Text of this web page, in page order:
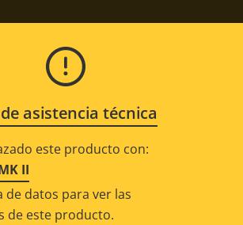
asistencia técnica
este producto con:
II
de datos para ver las
de este producto.